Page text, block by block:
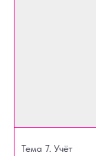
Тема 7. Учёт